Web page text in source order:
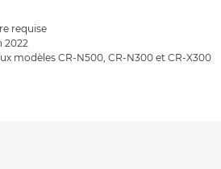
requise
2022
modèles CR-N500, CR-N300 et CR-X300